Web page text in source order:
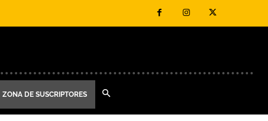
ZONA DE SUSCRIPTORES